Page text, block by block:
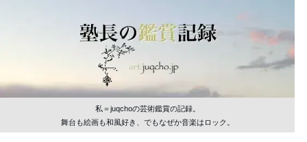
私＝juqchoの芸術鑑賞の記録。
舞台も絵画も和風好き、でもなぜか音楽はロック。